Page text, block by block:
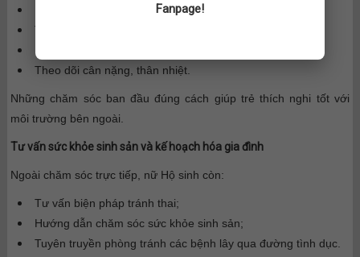
Theo dõi nhịp thở, nhịp tim;
Theo dõi cân nặng, thân nhiệt.
Những chăm sóc ban đầu đúng cách giúp trẻ thích nghi tốt với
môi trường bên ngoài.
Tư vấn sức khỏe sinh sản và kế hoạch hóa gia đình
Ngoài chăm sóc trực tiếp, nữ Hộ sinh còn:
Tư vấn biện pháp tránh thai;
Hướng dẫn chăm sóc sức khỏe sinh sản;
Tuyên truyền phòng tránh các bệnh lây qua đường tình dục.
Fanpage!